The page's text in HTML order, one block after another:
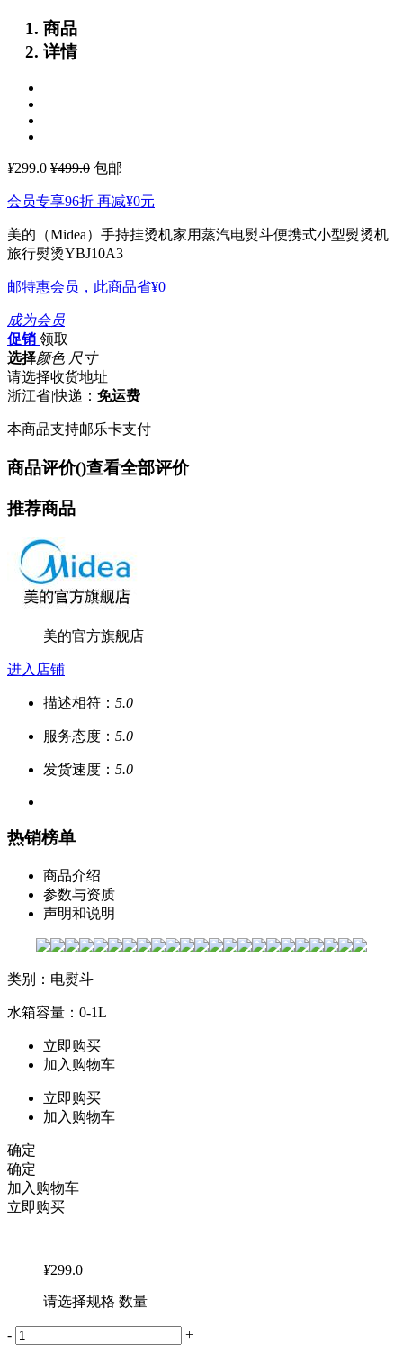
商品
详情
¥299.0 ¥499.0 包邮
会员专享96折 再减¥0元
美的（Midea）手持挂烫机家用蒸汽电熨斗便携式小型熨烫机
旅行熨烫YBJ10A3
邮特惠会员，此商品省¥0
成为会员
促销 领取
选择颜色 尺寸
请选择收货地址
浙江省|快递： 免运费
本商品支持邮乐卡支付
商品评价()查看全部评价
推荐商品
美的官方旗舰店
进入店铺
描述相符： 5.0
服务态度： 5.0
发货速度： 5.0
热销榜单
商品介绍
参数与资质
声明和说明
类别：电熨斗
水箱容量：0-1L
立即购买
加入购物车
立即购买
加入购物车
确定
确定
加入购物车
立即购买
¥299.0
请选择规格 数量
-
+